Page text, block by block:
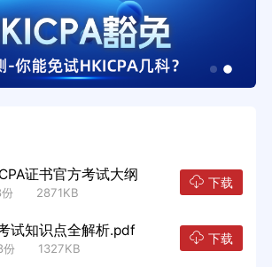
证书官方考试大纲
份 2871KB
下载
试知识点全解析.pdf
份 1327KB
下载